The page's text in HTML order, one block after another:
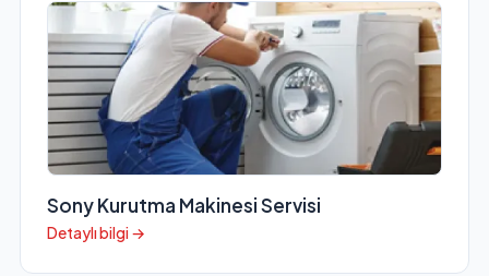
Sony Kurutma Makinesi Servisi
Detaylı bilgi →